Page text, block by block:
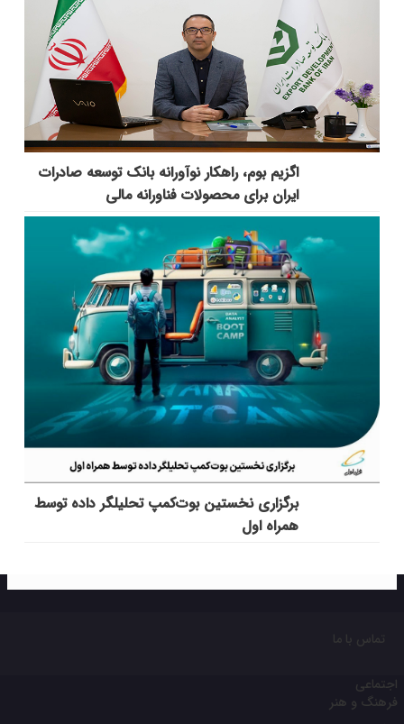
اگزیم بوم، راهکار نوآورانه بانک توسعه صادرات
ایران برای محصولات فناورانه مالی
برگزاری نخستین بوت‌کمپ تحلیلگر داده توسط
همراه اول
تماس با ما
اجتماعی
فرهنگ و هنر